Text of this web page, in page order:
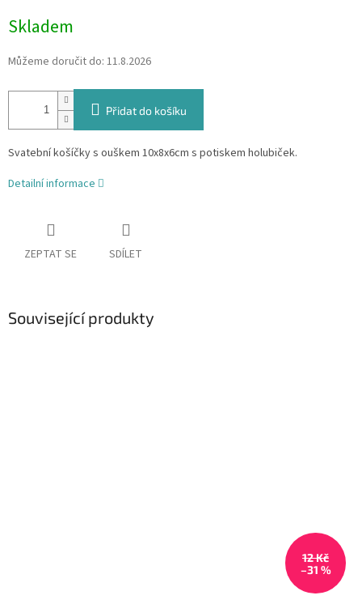
Skladem
Můžeme doručit do: 11.8.2026
Přidat do košíku
Svatební košíčky s ouškem 10x8x6cm s potiskem holubiček.
Detailní informace
ZEPTAT SE SDÍLET
Související produkty
12 Kč
–31 %